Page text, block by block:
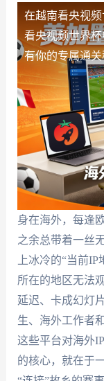
在越南看央视
看央视频世界
有你的专属通
身在海外，每逢
之余总带着一丝
上冰冷的“当前
所在的地区无法
延迟、卡成幻灯
生、海外工作者
这些平台对海外
的核心，就在于